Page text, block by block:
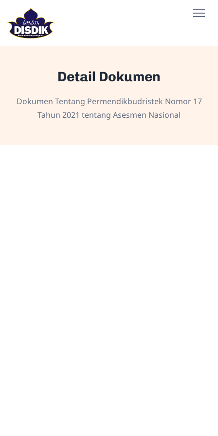
Detail Dokumen
Dokumen Tentang Permendikbudristek Nomor 17
Tahun 2021 tentang Asesmen Nasional